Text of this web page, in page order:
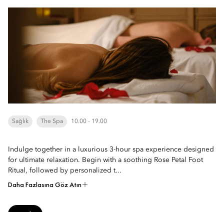
Sağlık The Spa 10.00 - 19.00
Indulge together in a luxurious 3-hour spa experience designed
for ultimate relaxation. Begin with a soothing Rose Petal Foot
Ritual, followed by personalized t...
Daha Fazlasına Göz Atın